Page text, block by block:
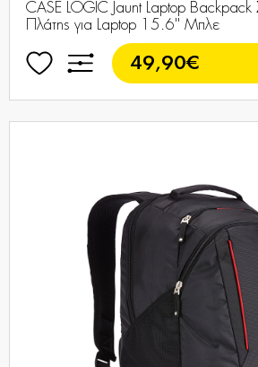
CASE LOGIC Jaunt Laptop Backpack
Πλάτης για Laptop 15.6'' Μπλε
49,90€